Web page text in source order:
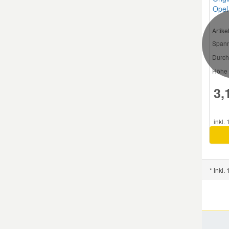
Höhe
inkl.
* inkl.